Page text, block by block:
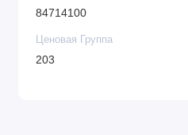
84714100
Ценовая Группа
203